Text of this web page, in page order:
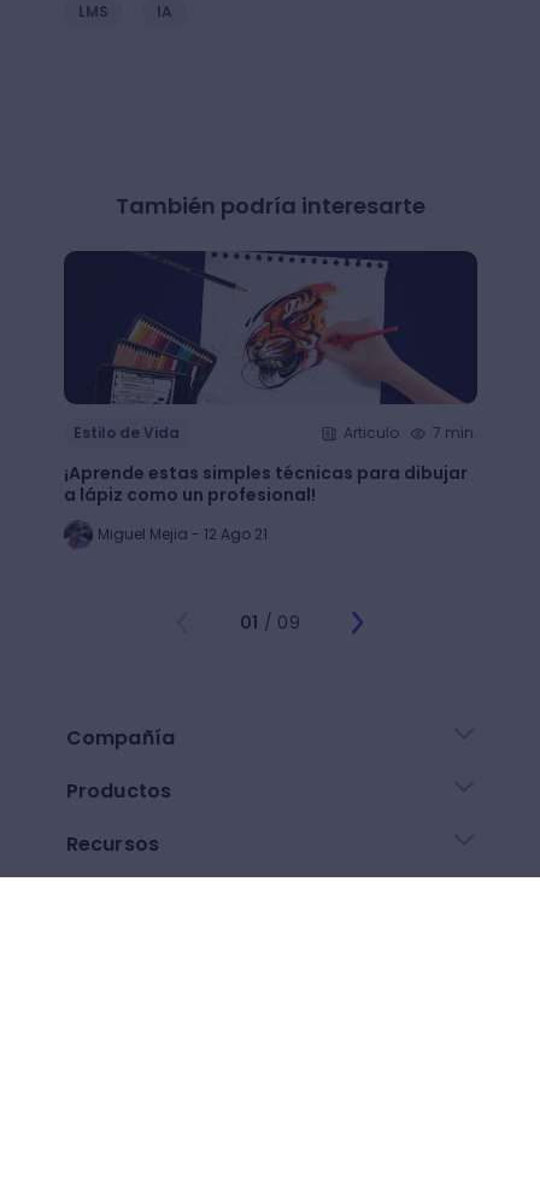
LMS IA
También podría interesarte
Estilo de Vida Articulo 7 min.
¡Aprende estas simples técnicas para dibujar
a lápiz como un profesional!
Miguel Mejia - 12 Ago 21
01 / 09
Compañía
Productos
Recursos